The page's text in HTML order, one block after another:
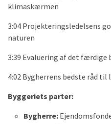
klimaskærmen
3:04 Projekteringsledelsens
naturen
3:39 Evaluering af det færdige
4:02 Bygherrens bedste råd
Byggeriets parter:
Bygherre: